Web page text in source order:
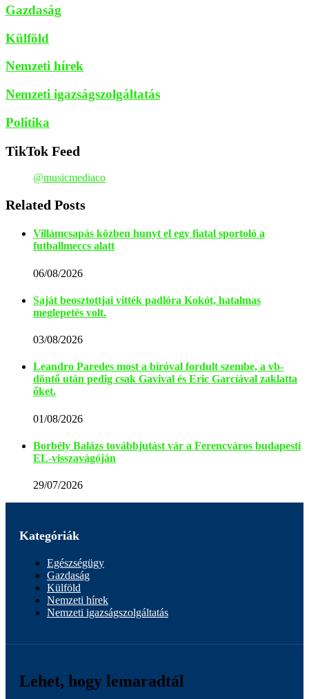
Gazdaság
Külföld
Nemzeti hírek
Nemzeti igazságszolgáltatás
Politika
TikTok Feed
@musicmediaco
Related Posts
Villámcsapás közben hunyt el egy fiatal sportoló a
futballmeccs alatt
06/08/2026
Saját beosztottjai vitték padlóra Kokót, hatalmas
meglepetés volt.
03/08/2026
Leandro Paredes most a bíróval fordult szembe, a vb-
döntő után pedig csak Gavival és Eric Garcíával zaklatta
őket.
01/08/2026
Borbély Balázs továbbjutást vár a Ferencváros budapesti
EL-visszavágóján
29/07/2026
Kategóriák
Egészségügy
Gazdaság
Külföld
Nemzeti hírek
Nemzeti igazságszolgáltatás
Lehet, hogy lemaradtál